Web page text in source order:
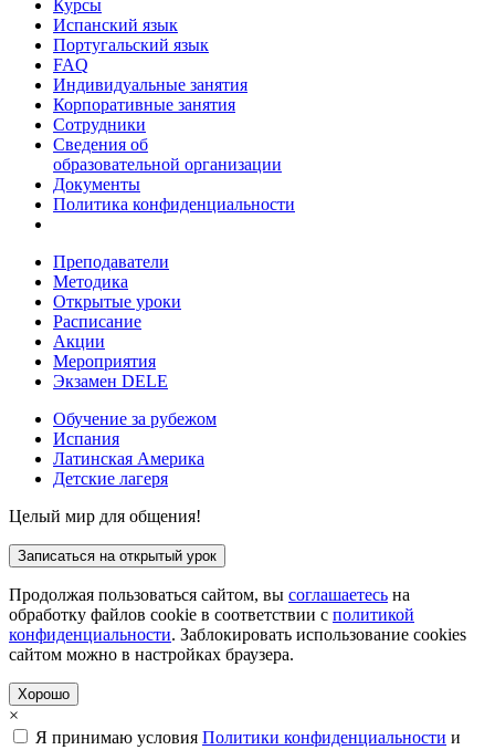
Курсы
Испанский язык
Португальский язык
FAQ
Индивидуальные занятия
Корпоративные занятия
Сотрудники
Сведения об
образовательной организации
Документы
Политика конфиденциальности
Преподаватели
Методика
Открытые уроки
Расписание
Акции
Мероприятия
Экзамен DELE
Обучение за рубежом
Испания
Латинская Америка
Детские лагеря
Целый мир для общения!
Записаться на открытый урок
Продолжая пользоваться сайтом, вы соглашаетесь на
обработку файлов cookie в соответствии с политикой
конфиденциальности. Заблокировать использование cookies
сайтом можно в настройках браузера.
Хорошо
×
Я принимаю условия Политики конфиденциальности и